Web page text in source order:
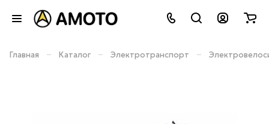
Главная – Каталог – Электротранспорт –